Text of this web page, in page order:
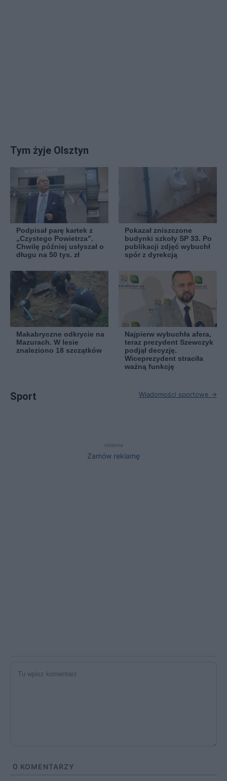
Tym żyje Olsztyn
Podpisał parę kartek z
„Czystego Powietrza”.
Chwilę później usłyszał o
długu na 50 tys. zł
Pokazał zniszczone
budynki szkoły SP 33. Po
publikacji zdjęć wybuchł
spór z dyrekcją
Makabryczne odkrycie na
Mazurach. W lesie
znaleziono 18 szczątków
Najpierw wybuchła afera,
teraz prezydent Szewczyk
podjął decyzję.
Wiceprezydent straciła
ważną funkcję
Sport Wiadomości sportowe →
reklama
Zamów reklamę
0 KOMENTARZY